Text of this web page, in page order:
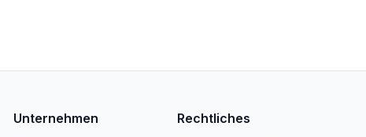
Unternehmen
Rechtliches